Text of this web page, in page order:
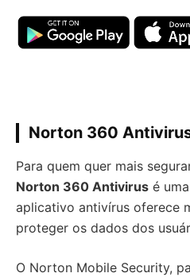
Norton 360
Para quem quer mais
Norton 360 Antivirus é
aplicativo antivírus oferece
proteger os dados dos
O Norton Mobile Security,